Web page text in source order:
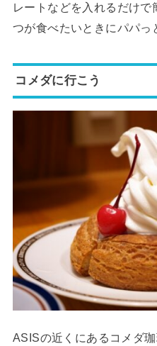
レートなどを入れるだけ
つが食べたいときにパパっ
コメダに行こう
ASISの近くにあるコメダ